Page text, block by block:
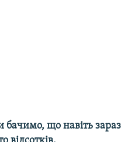
бачимо, що навіть зараз